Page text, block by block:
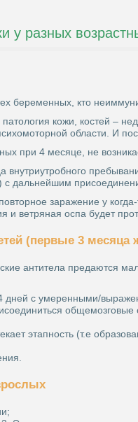
у разных
беременных, кто
кожи, костей –
области. И
при 4 месяце, не
внутриутробного
с дальнейшим
заражение у
ветряная оспа будет
(первые 3 месяца
антитела предаются
дней с умеренными/
этапность (т.е